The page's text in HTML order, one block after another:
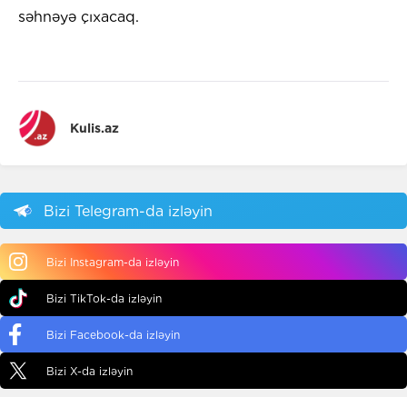
səhnəyə çıxacaq.
Kulis.az
Bizi Telegram-da izləyin
Bizi Instagram-da izləyin
Bizi TikTok-da izləyin
Bizi Facebook-da izləyin
Bizi X-da izləyin